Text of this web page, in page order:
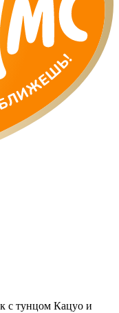
с тунцом Кацуо и